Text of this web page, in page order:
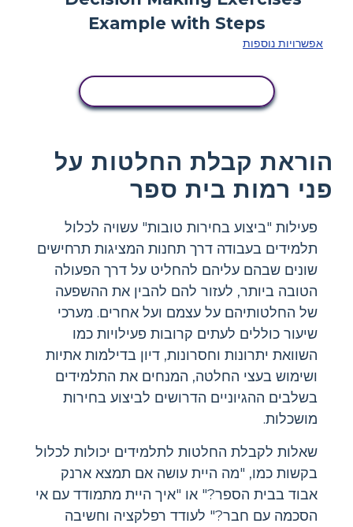
אפשרויות נוספות
הוראת קבלת החלטות על
פני רמות בית ספר
פעילות "ביצוע בחירות טובות" עשויה לכלול
תלמידים בעבודה דרך תחנות המציגות תרחישים
שונים שבהם עליהם להחליט על דרך הפעולה
הטובה ביותר, לעזור להם להבין את ההשפעה
של החלטותיהם על עצמם ועל אחרים. מערכי
שיעור כוללים לעתים קרובות פעילויות כמו
השוואת יתרונות וחסרונות, דיון בדילמות אתיות
ושימוש בעצי החלטה, המנחים את התלמידים
בשלבים ההגיוניים הדרושים לביצוע בחירות
מושכלות.
שאלות לקבלת החלטות לתלמידים יכולות לכלול
בקשות כמו, "מה היית עושה אם תמצא ארנק
אבוד בבית הספר?" או "איך היית מתמודד עם אי
הסכמה עם חבר?" לעודד רפלקציה וחשיבה